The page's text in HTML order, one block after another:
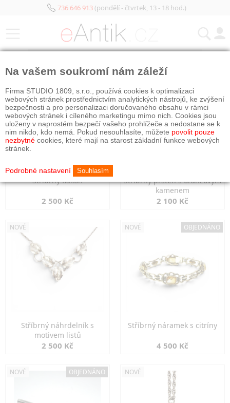
736 646 913(pondělí - čtvrtek, 13 - 18 hod.)
Stříbrný flakon
2 500 Kč
Stříbrný prsten s oranžovým
kamenem
2 100 Kč
NOVÉ
Stříbrný náhrdelník s
motivem listů
2 500 Kč
NOVÉ OBJEDNÁNO
Stříbrný náramek s citríny
4 500 Kč
NOVÉ OBJEDNÁNO NOVÉ
Na vašem soukromí nám záleží
Firma STUDIO 1809, s.r.o., používá cookies k optimalizaci
webových stránek prostřednictvím analytických nástrojů, ke zvýšení
bezpečnosti a pro personalizaci doručovaného obsahu v rámci
webových stránek i cíleného marketingu mimo nich. Cookies jsou
uloženy v naprostém bezpečí vašeho prohlížeče a nedostane se k
nim nikdo, kdo nemá. Pokud nesouhlasíte, můžete povolit pouze
nezbytné cookies, které mají na starost základní funkce webových
stránek.
Podrobné nastavení Souhlasím